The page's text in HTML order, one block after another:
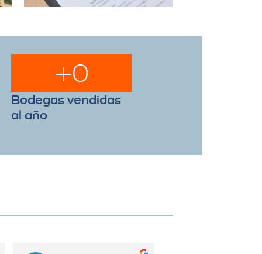
Bodegas vendidas
al año
+0